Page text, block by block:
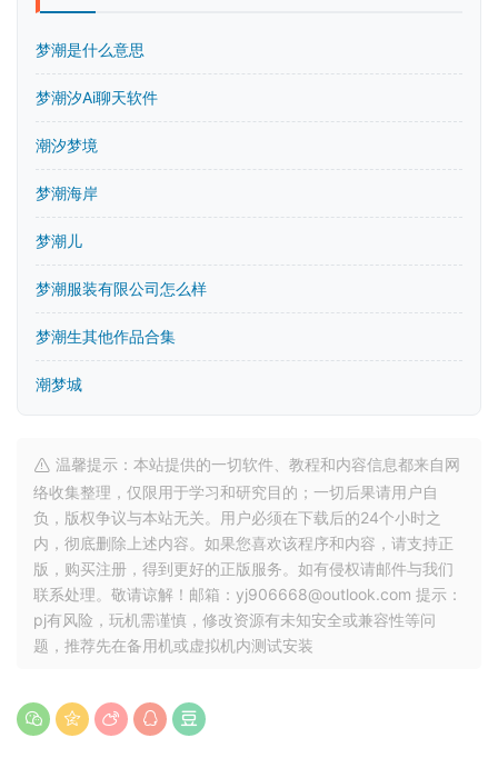
梦潮是什么意思
梦潮汐Ai聊天软件
潮汐梦境
梦潮海岸
梦潮儿
梦潮服装有限公司怎么样
梦潮生其他作品合集
潮梦城
温馨提示：本站提供的一切软件、教程和内容信息都来自网
络收集整理，仅限用于学习和研究目的；一切后果请用户自
负，版权争议与本站无关。用户必须在下载后的24个小时之
内，彻底删除上述内容。如果您喜欢该程序和内容，请支持正
版，购买注册，得到更好的正版服务。如有侵权请邮件与我们
联系处理。敬请谅解！邮箱：yj906668@outlook.com 提示：
pj有风险，玩机需谨慎，修改资源有未知安全或兼容性等问
题，推荐先在备用机或虚拟机内测试安装